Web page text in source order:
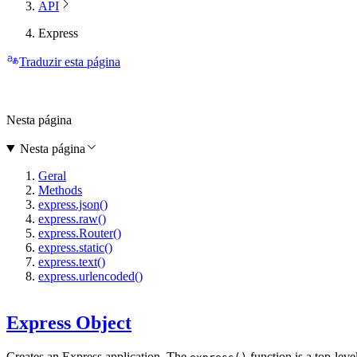
API
Express
Traduzir esta página
Express Object
Nesta página
Nesta página
Geral
Methods
express.json()
express.raw()
express.Router()
express.static()
express.text()
express.urlencoded()